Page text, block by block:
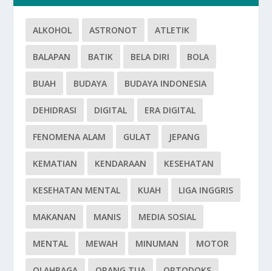
ALKOHOL ASTRONOT ATLETIK
BALAPAN BATIK BELA DIRI BOLA
BUAH BUDAYA BUDAYA INDONESIA
DEHIDRASI DIGITAL ERA DIGITAL
FENOMENA ALAM GULAT JEPANG
KEMATIAN KENDARAAN KESEHATAN
KESEHATAN MENTAL KUAH LIGA INGGRIS
MAKANAN MANIS MEDIA SOSIAL
MENTAL MEWAH MINUMAN MOTOR